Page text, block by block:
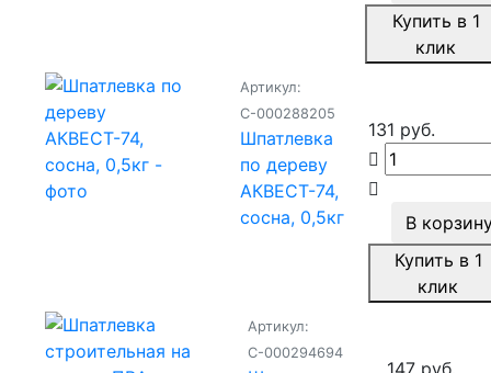
Купить в 1
клик
Артикул:
С-000288205
Шпатлевка
по дереву
АКВЕСТ-74,
сосна, 0,5кг
131 руб.
В
Купить в 1
клик
Артикул:
С-000294694
147 руб.